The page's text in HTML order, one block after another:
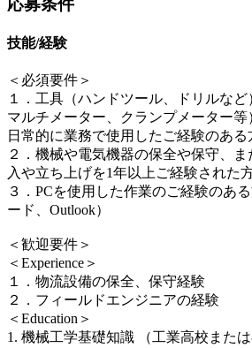
技能/経験
＜必須要件＞
１．工具（ハンドツール、ドリルなど
マルチメーター、クランプメーター等
日常的に業務で使用したご経験のある
２．機械や電気機器の保全や保守、
入や立ち上げを1年以上ご経験された
３．PCを使用した作業のご経験のあ
ード、Outlook）
＜歓迎要件＞
＜Experience＞
１．物流設備の保全、保守経験
２．フィールドエンジニアの経験
＜Education＞
1. 機械工学基礎知識 （工業高校また